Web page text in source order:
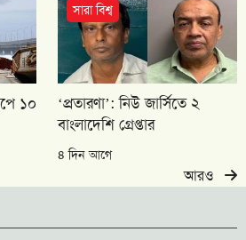
১০
সারা বিশ্ব
‘প্রতারণা’: নিউ জার্সিতে ২
বাংলাদেশি গ্রেপ্তার
৪ দিন আগে
আরও